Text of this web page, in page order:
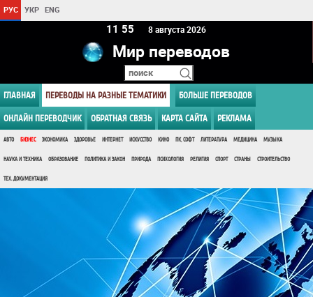
РУС УКР ENG
11:55 8 августа 2026
Мир переводов
ГЛАВНАЯ ПЕРЕВОДЫ НА РАЗНЫЕ ТЕМАТИКИ БОЛЬШЕ ПЕРЕВОДОВ
ОНЛАЙН ПЕРЕВОДЧИК ОБРАТНАЯ СВЯЗЬ КАРТА САЙТА РЕКЛАМА
АВТО БИЗНЕС ЭКОНОМИКА ЗДОРОВЬЕ ИНТЕРНЕТ ИСКУССТВО КИНО ПК, СОФТ ЛИТЕРАТУРА МЕДИЦИНА МУЗЫКА
НАУКА И ТЕХНИКА ОБРАЗОВАНИЕ ПОЛИТИКА И ЗАКОН ПРИРОДА ПСИХОЛОГИЯ РЕЛИГИЯ СПОРТ СТРАНЫ СТРОИТЕЛЬСТВО
ТЕХ. ДОКУМЕНТАЦИЯ